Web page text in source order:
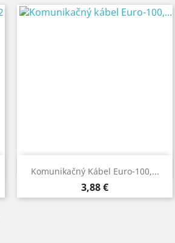
Komunikačný Kábel Euro-100,...
Cena
3,88 €
Rýchly náhľad